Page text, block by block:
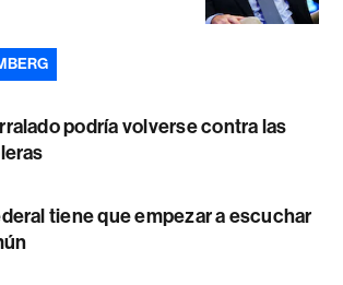
podría volverse contra las
tiene que empezar a escuchar